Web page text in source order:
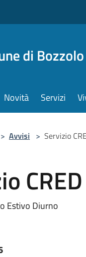
di Bozzolo
Novità Servizi
> Avvisi > Servizio
Estivo Diurno